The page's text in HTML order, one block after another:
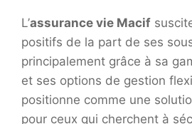
L’assurance vie Macif
positifs de la part de ses
principalement grâce à sa
et ses options de gestion
positionne comme une
pour ceux qui cherchent à